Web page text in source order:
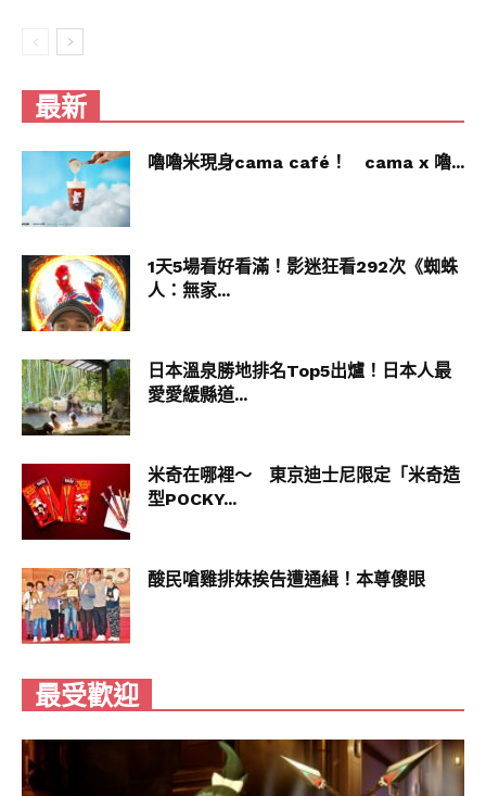
最新
嚕嚕米現身cama café！ cama x 嚕...
1天5場看好看滿！影迷狂看292次《蜘蛛
人：無家...
日本溫泉勝地排名Top5出爐！日本人最
愛愛緩縣道...
米奇在哪裡～ 東京迪士尼限定「米奇造
型POCKY...
酸民嗆雞排妹挨告遭通緝！本尊傻眼
最受歡迎